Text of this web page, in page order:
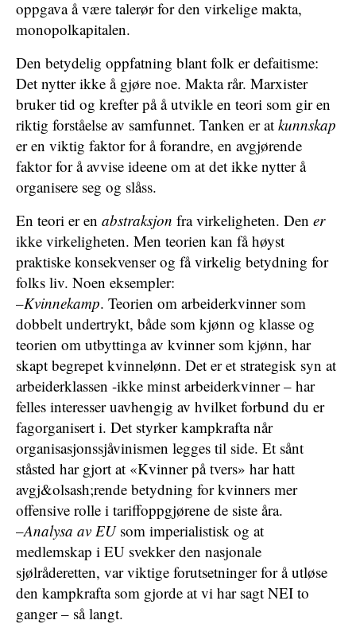
oppgava å være talerør for den virkelige makta,
monopolkapitalen.
Den betydelig oppfatning blant folk er defaitisme:
Det nytter ikke å gjøre noe. Makta rår. Marxister
bruker tid og krefter på å utvikle en teori som gir en
riktig forståelse av samfunnet. Tanken er at kunnskap
er en viktig faktor for å forandre, en avgjørende
faktor for å avvise ideene om at det ikke nytter å
organisere seg og slåss.
En teori er en abstraksjon fra virkeligheten. Den er
ikke virkeligheten. Men teorien kan få høyst
praktiske konsekvenser og få virkelig betydning for
folks liv. Noen eksempler:
–Kvinnekamp. Teorien om arbeiderkvinner som
dobbelt undertrykt, både som kjønn og klasse og
teorien om utbyttinga av kvinner som kjønn, har
skapt begrepet kvinnelønn. Det er et strategisk syn at
arbeiderklassen -ikke minst arbeiderkvinner – har
felles interesser uavhengig av hvilket forbund du er
fagorganisert i. Det styrker kampkrafta når
organisasjonssjåvinismen legges til side. Et sånt
ståsted har gjort at «Kvinner på tvers» har hatt
avgj&olsash;rende betydning for kvinners mer
offensive rolle i tariffoppgjørene de siste åra.
–Analysa av EUsom imperialistisk og at
medlemskap i EU svekker den nasjonale
sjølråderetten, var viktige forutsetninger for å utløse
den kampkrafta som gjorde at vi har sagt NEI to
ganger – så langt.